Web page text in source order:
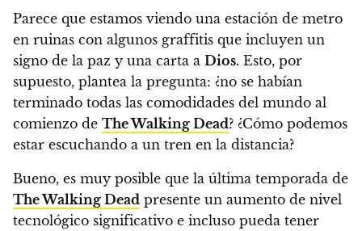
Parece que estamos viendo una estación de metro
en ruinas con algunos graffitis que incluyen un
signo de la paz y una carta a Dios. Esto, por
supuesto, plantea la pregunta: ¿no se habían
terminado todas las comodidades del mundo al
comienzo de The Walking Dead? ¿Cómo podemos
estar escuchando a un tren en la distancia?
Bueno, es muy posible que la última temporada de
The Walking Dead presente un aumento de nivel
tecnológico significativo e incluso pueda tener